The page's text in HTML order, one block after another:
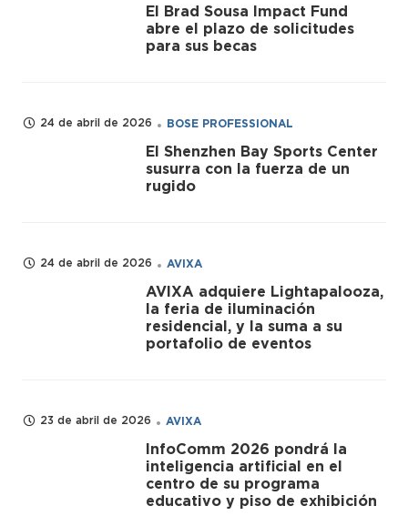
El Brad Sousa Impact Fund
abre el plazo de solicitudes
para sus becas
24 de abril de 2026 BOSE PROFESSIONAL
El Shenzhen Bay Sports Center
susurra con la fuerza de un
rugido
24 de abril de 2026 AVIXA
AVIXA adquiere Lightapalooza,
la feria de iluminación
residencial, y la suma a su
portafolio de eventos
23 de abril de 2026 AVIXA
InfoComm 2026 pondrá la
inteligencia artificial en el
centro de su programa
educativo y piso de exhibición